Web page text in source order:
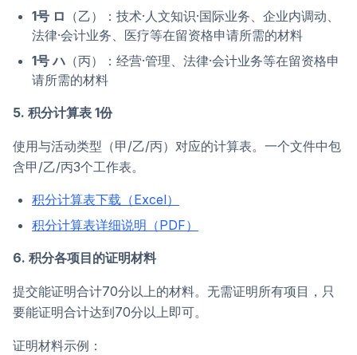
1号 ロ （乙）：技术·人文知识·国际业务、企业内调动、
法律·会计业务、医疗等在留资格申请所需的材料
1号 ハ （丙）：经营·管理、法律·会计业务等在留资格申
请所需的材料
5. 积分计算表 1份
使用与活动类型（甲/乙/丙）对应的计算表。一个文件中包
含甲/乙/丙3个工作表。
积分计算表下载（Excel）
积分计算表详细说明（PDF）
6. 积分各项目的证明材料
提交能证明合计70分以上的材料。无需证明所有项目，只
要能证明合计达到70分以上即可。
证明材料示例：